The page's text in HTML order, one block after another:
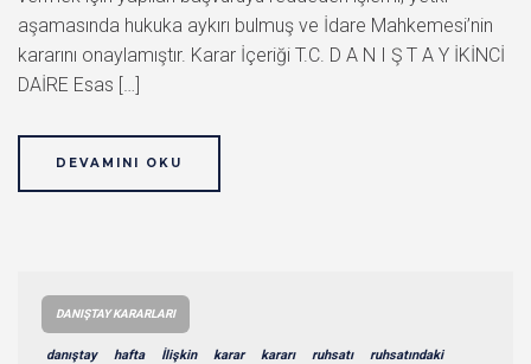
aşamasında hukuka aykırı bulmuş ve İdare Mahkemesi’nin
kararını onaylamıştır. Karar İçeriği T.C. D A N I Ş T A Y İKİNCİ
DAİRE Esas […]
DEVAMINI OKU
DANIŞTAY KARARLARI
danıştay hafta İlişkin karar kararı ruhsatı ruhsatındaki